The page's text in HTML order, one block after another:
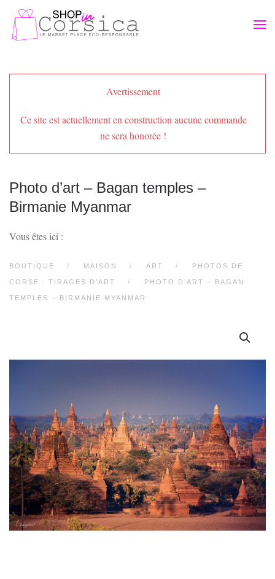
Passer au contenu principal
Avertissement
Ce site est actuellement en construction aucune commande
ne sera honorée !
Photo d’art – Bagan temples –
Birmanie Myanmar
Vous êtes ici :
BOUTIQUE MAISON ART PHOTOS DE
CORSE : TIRAGES D’ART PHOTO D’ART – BAGAN
TEMPLES – BIRMANIE MYANMAR